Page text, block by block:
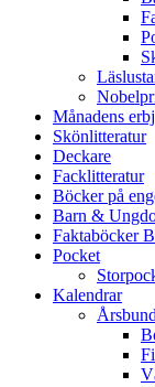
Månadens
Skönlitteratur
Deckare
Facklitteratur
Böcker på
Barn &
Faktaböcker
Pocket
Kalendrar